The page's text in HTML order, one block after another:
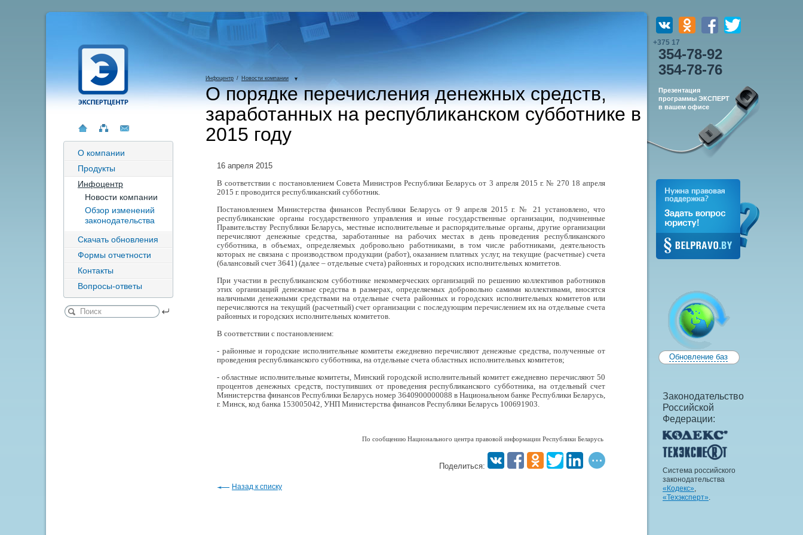
+375 17
354-78-92
354-78-76
Презентация
программы ЭКСПЕРТ
в вашем офисе
Обновление баз
Законодательство
Российской
Федерации:
Система российского
законодательства
«Кодекс»,
«Техэксперт».
О компании
Продукты
Инфоцентр
Новости компании
Обзор изменений
законодательства
Скачать обновления
Формы отчетности
Контакты
Вопросы-ответы
Инфоцентр / Новости компании
О порядке перечисления денежных средств,
заработанных на республиканском субботнике в
2015 году
16 апреля 2015
В соответствии с постановлением Совета Министров Республики Беларусь от 3 апреля 2015 г. № 270 18 апреля
2015 г. проводится республиканский субботник.
Постановлением Министерства финансов Республики Беларусь от 9 апреля 2015 г. № 21 установлено, что
республиканские органы государственного управления и иные государственные организации, подчиненные
Правительству Республики Беларусь, местные исполнительные и распорядительные органы, другие организации
перечисляют денежные средства, заработанные на рабочих местах в день проведения республиканского
субботника, в объемах, определяемых добровольно работниками, в том числе работниками, деятельность
которых не связана с производством продукции (работ), оказанием платных услуг, на текущие (расчетные) счета
(балансовый счет 3641) (далее – отдельные счета) районных и городских исполнительных комитетов.
При участии в республиканском субботнике некоммерческих организаций по решению коллективов работников
этих организаций денежные средства в размерах, определяемых добровольно самими коллективами, вносятся
наличными денежными средствами на отдельные счета районных и городских исполнительных комитетов или
перечисляются на текущий (расчетный) счет организации с последующим перечислением их на отдельные счета
районных и городских исполнительных комитетов.
В соответствии с постановлением:
- районные и городские исполнительные комитеты ежедневно перечисляют денежные средства, полученные от
проведения республиканского субботника, на отдельные счета областных исполнительных комитетов;
- областные исполнительные комитеты, Минский городской исполнительный комитет ежедневно перечисляют 50
процентов денежных средств, поступивших от проведения республиканского субботника, на отдельный счет
Министерства финансов Республики Беларусь номер 3640900000088 в Национальном банке Республики Беларусь,
г. Минск, код банка 153005042, УНП Министерства финансов Республики Беларусь 100691903.
По сообщению Национального центра правовой информации Республики Беларусь
Поделиться:
Назад к списку